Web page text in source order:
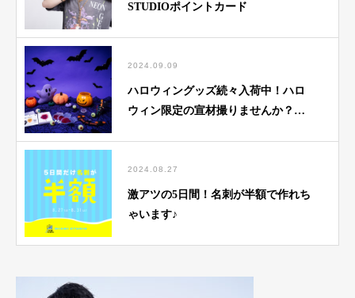
STUDIOポイントカード
2024.09.09
ハロウィングッズ続々入荷中！ハロ
ウィン限定の宣材撮りませんか？全
2024.08.27
激アツの5日間！名刺が半額で作れち
ゃいます♪